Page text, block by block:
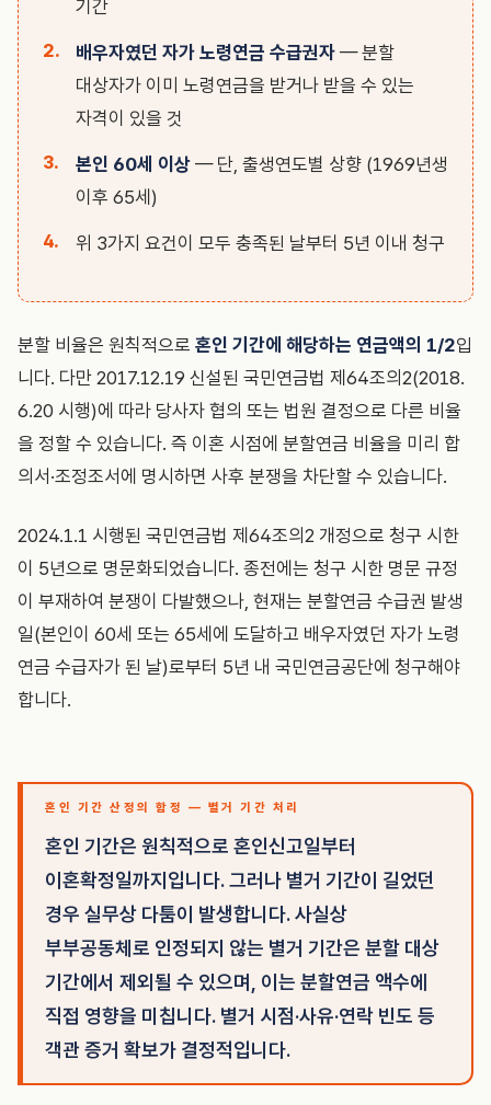
기간
배우자였던 자가 노령연금 수급권자 — 분할
대상자가 이미 노령연금을 받거나 받을 수 있는
자격이 있을 것
본인 60세 이상 — 단, 출생연도별 상향 (1969년생
이후 65세)
위 3가지 요건이 모두 충족된 날부터 5년 이내 청구
분할 비율은 원칙적으로 혼인 기간에 해당하는 연금액의 1/2입
니다. 다만 2017.12.19 신설된 국민연금법 제64조의2(2018.
6.20 시행)에 따라 당사자 협의 또는 법원 결정으로 다른 비율
을 정할 수 있습니다. 즉 이혼 시점에 분할연금 비율을 미리 합
의서·조정조서에 명시하면 사후 분쟁을 차단할 수 있습니다.
2024.1.1 시행된 국민연금법 제64조의2 개정으로 청구 시한
이 5년으로 명문화되었습니다. 종전에는 청구 시한 명문 규정
이 부재하여 분쟁이 다발했으나, 현재는 분할연금 수급권 발생
일(본인이 60세 또는 65세에 도달하고 배우자였던 자가 노령
연금 수급자가 된 날)로부터 5년 내 국민연금공단에 청구해야
합니다.
혼인 기간 산정의 함정 — 별거 기간 처리
혼인 기간은 원칙적으로 혼인신고일부터
이혼확정일까지입니다. 그러나 별거 기간이 길었던
경우 실무상 다툼이 발생합니다. 사실상
부부공동체로 인정되지 않는 별거 기간은 분할 대상
기간에서 제외될 수 있으며, 이는 분할연금 액수에
직접 영향을 미칩니다. 별거 시점·사유·연락 빈도 등
객관 증거 확보가 결정적입니다.